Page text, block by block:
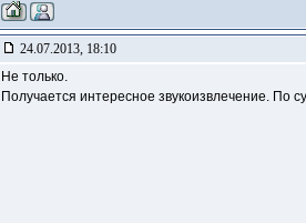
24.07.2013, 18:10
Не только.
Получается интересное звукоизвлечение. По